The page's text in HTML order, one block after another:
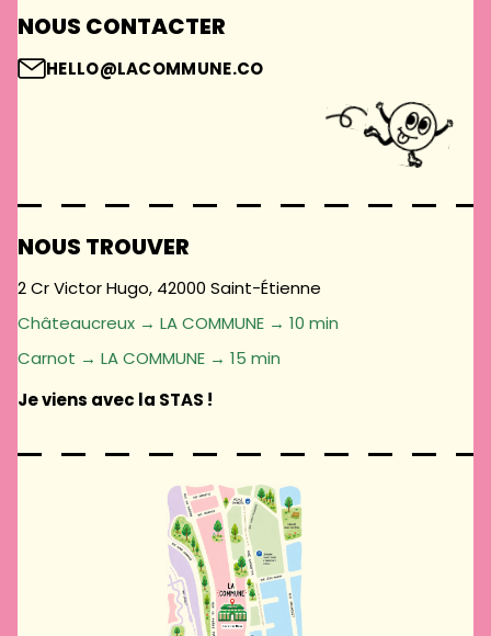
NOUS CONTACTER
HELLO@LACOMMUNE.CO
NOUS TROUVER
2 Cr Victor Hugo, 42000 Saint-Étienne
Châteaucreux → LA COMMUNE → 10 min
Carnot → LA COMMUNE → 15 min
Je viens avec la STAS !